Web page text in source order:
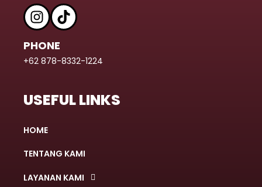
PHONE
+62 878-8332-1224
USEFUL LINKS
HOME
TENTANG KAMI
LAYANAN KAMI